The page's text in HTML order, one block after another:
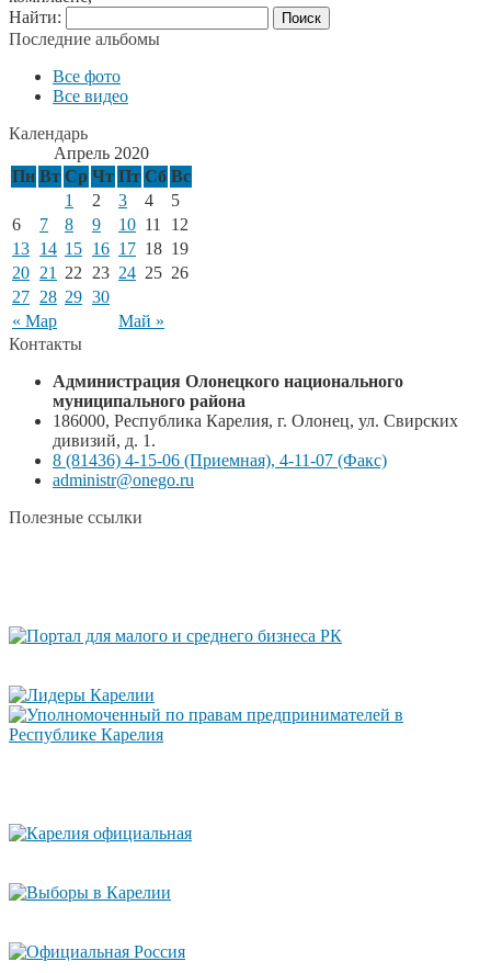
Найти:
Последние альбомы
Все фото
Все видео
Календарь
Апрель 2020
Пн Вт Ср Чт Пт Сб Вс
« Мар Май »
1 2 3 4
5
6
7 8 9 10 11
12
13 14 15 16 17 18 19
20 21 22 23 24 25 26
27 28 29 30
Контакты
Администрация Олонецкого национального
муниципального района
186000, Республика Карелия, г. Олонец, ул. Свирских
дивизий, д. 1.
8 (81436) 4-15-06 (Приемная), 4-11-07 (Факс)
administr@onego.ru
Полезные ссылки